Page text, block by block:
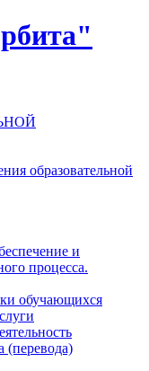
образовательной
и
процесса.
обучающихся
(перевода)